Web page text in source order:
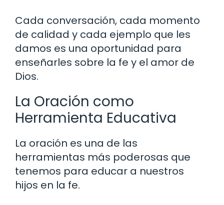
Cada conversación, cada momento
de calidad y cada ejemplo que les
damos es una oportunidad para
enseñarles sobre la fe y el amor de
Dios.
La Oración como
Herramienta Educativa
La oración es una de las
herramientas más poderosas que
tenemos para educar a nuestros
hijos en la fe.